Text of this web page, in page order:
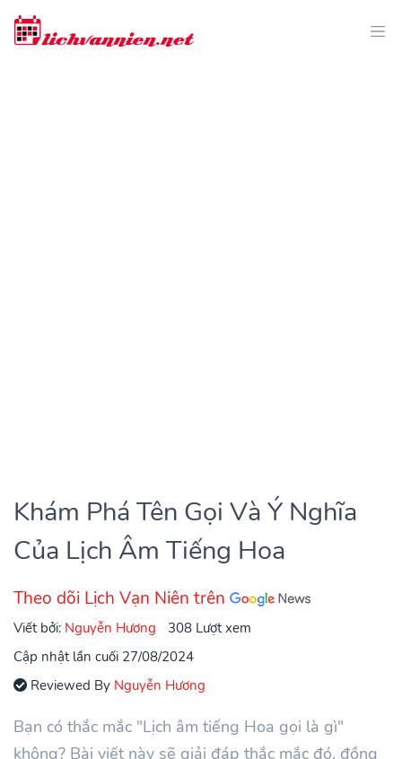
Khám Phá Tên Gọi Và Ý Nghĩa
Của Lịch Âm Tiếng Hoa
Theo dõi Lịch Vạn Niên trên
Viết bởi: Nguyễn Hương
308 Lượt xem
Cập nhật lần cuối 27/08/2024
Reviewed By Nguyễn Hương
Bạn có thắc mắc "Lịch âm tiếng Hoa gọi là gì"
không? Bài viết này sẽ giải đáp thắc mắc đó, đồng